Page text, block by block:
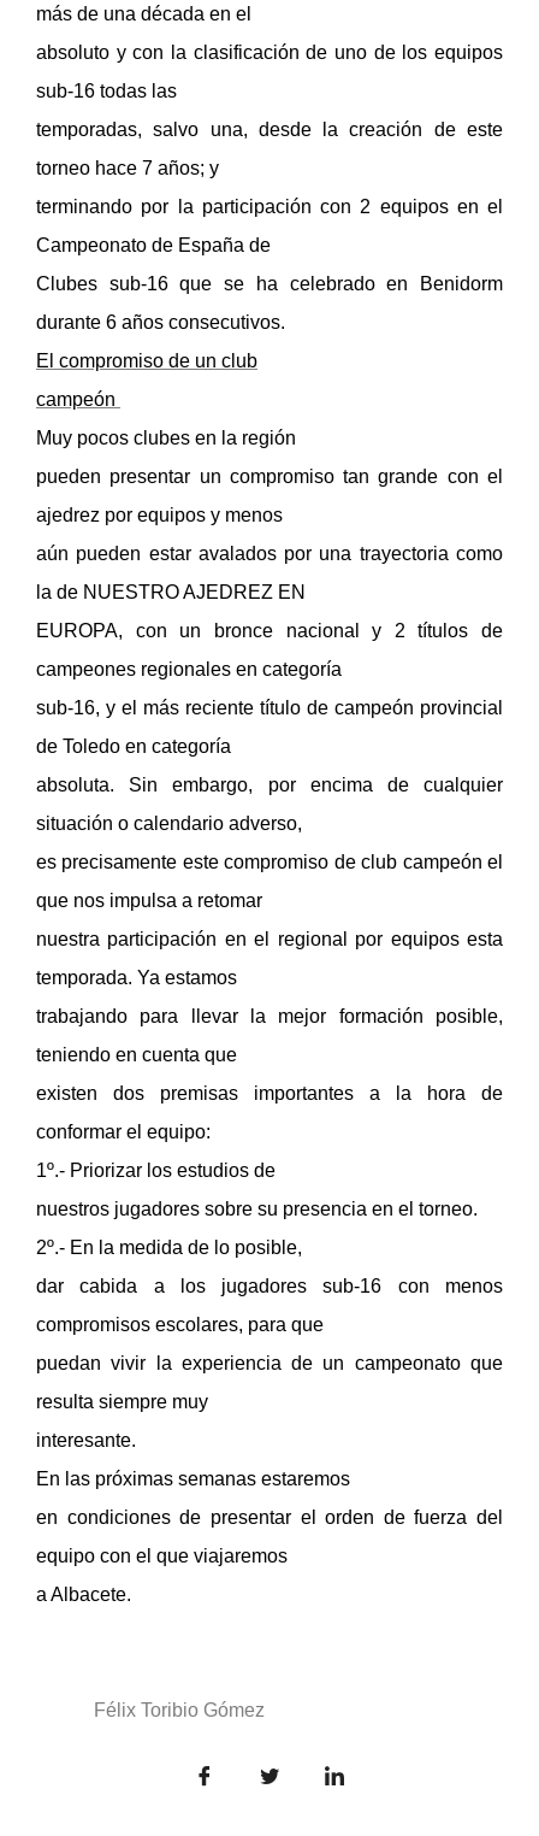
más de una década en el
absoluto y con la clasificación de uno de los equipos
sub-16 todas las
temporadas, salvo una, desde la creación de este
torneo hace 7 años; y
terminando por la participación con 2 equipos en el
Campeonato de España de
Clubes sub-16 que se ha celebrado en Benidorm
durante 6 años consecutivos.
El compromiso de un club
campeón
Muy pocos clubes en la región
pueden presentar un compromiso tan grande con el
ajedrez por equipos y menos
aún pueden estar avalados por una trayectoria como
la de NUESTRO AJEDREZ EN
EUROPA, con un bronce nacional y 2 títulos de
campeones regionales en categoría
sub-16, y el más reciente título de campeón provincial
de Toledo en categoría
absoluta. Sin embargo, por encima de cualquier
situación o calendario adverso,
es precisamente este compromiso de club campeón el
que nos impulsa a retomar
nuestra participación en el regional por equipos esta
temporada. Ya estamos
trabajando para llevar la mejor formación posible,
teniendo en cuenta que
existen dos premisas importantes a la hora de
conformar el equipo:
1º.- Priorizar los estudios de
nuestros jugadores sobre su presencia en el torneo.
2º.- En la medida de lo posible,
dar cabida a los jugadores sub-16 con menos
compromisos escolares, para que
puedan vivir la experiencia de un campeonato que
resulta siempre muy
interesante.
En las próximas semanas estaremos
en condiciones de presentar el orden de fuerza del
equipo con el que viajaremos
a Albacete.
Félix Toribio Gómez